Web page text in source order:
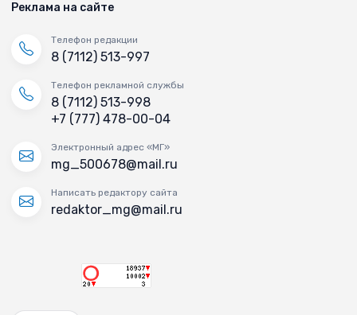
Реклама на сайте
Телефон редакции
8 (7112) 513-997
Телефон рекламной службы
8 (7112) 513-998
+7 (777) 478-00-04
Электронный адрес «МГ»
mg_500678@mail.ru
Написать редактору сайта
redaktor_mg@mail.ru